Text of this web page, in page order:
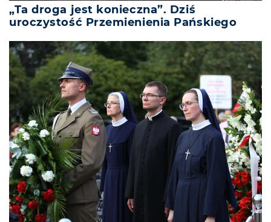
„Ta droga jest konieczna”. Dziś
uroczystość Przemienienia Pańskiego